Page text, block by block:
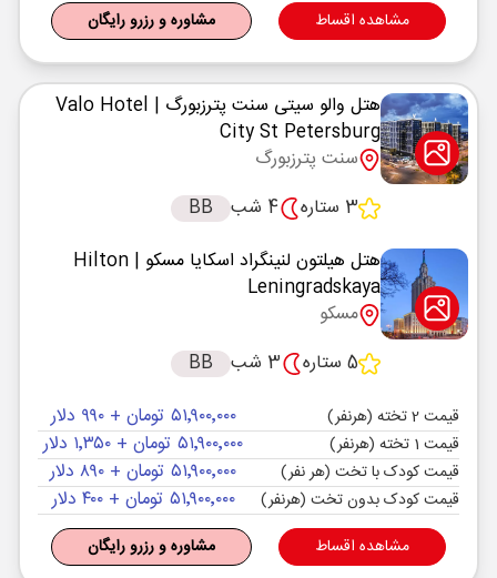
مشاهده اقساط مشاوره و رزرو رایگان
هتل والو سیتی سنت پترزبورگ
| Valo Hotel
City St Petersburg
سنت پترزبورگ
3 ستاره
4 شب
BB
هتل هیلتون لنینگراد اسکایا مسکو
| Hilton
Leningradskaya
مسکو
5 ستاره
3 شب BB
قیمت 2 تخته (هرنفر) ۵۱٬۹۰۰٬۰۰۰ تومان + ۹۹۰ دلار
قیمت 1 تخته (هرنفر) ۵۱٬۹۰۰٬۰۰۰ تومان + ۱٬۳۵۰ دلار
قیمت کودک با تخت (هر نفر) ۵۱٬۹۰۰٬۰۰۰ تومان + ۸۹۰ دلار
قیمت کودک بدون تخت (هرنفر) ۵۱٬۹۰۰٬۰۰۰ تومان + ۴۰۰ دلار
مشاهده اقساط مشاوره و رزرو رایگان